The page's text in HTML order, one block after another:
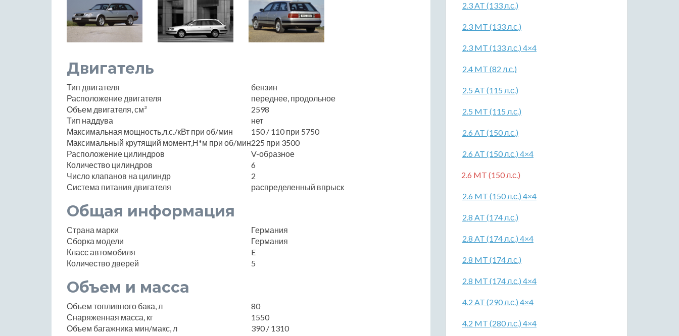
Двигатель
Тип двигателя
бензин
Расположение двигателя
переднее, продольное
Объем двигателя, см³
2598
Тип наддува
нет
Максимальная мощность,л.с./кВт при об/мин
150 / 110 при 5750
Максимальный крутящий момент,Н*м при об/мин225 при 3500
Расположение цилиндров
V-образное
Количество цилиндров
6
Число клапанов на цилиндр
2
Система питания двигателя
распределенный впрыск
Общая информация
Страна марки
Германия
Сборка модели
Германия
Класс автомобиля
E
Количество дверей
5
Объем и масса
Объем топливного бака, л
80
Снаряженная масса, кг
1550
Объем багажника мин/макс, л
390 / 1310
2.3 AT (133 л.с.)
2.3 MT (133 л.с.)
2.3 MT (133 л.с.) 4×4
2.4 MT (82 л.с.)
2.5 AT (115 л.с.)
2.5 MT (115 л.с.)
2.6 AT (150 л.с.)
2.6 AT (150 л.с.) 4×4
2.6 MT (150 л.с.)
2.6 MT (150 л.с.) 4×4
2.8 AT (174 л.с.)
2.8 AT (174 л.с.) 4×4
2.8 MT (174 л.с.)
2.8 MT (174 л.с.) 4×4
4.2 AT (290 л.с.) 4×4
4.2 MT (280 л.с.) 4×4